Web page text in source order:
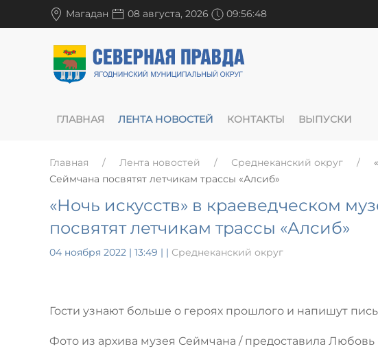
Магадан 08 августа, 2026 09:56:48
ГЛАВНАЯ ЛЕНТА НОВОСТЕЙ КОНТАКТЫ ВЫПУСКИ
Главная Лента новостей Среднеканский округ
Сеймчана посвятят летчикам трассы «Алсиб»
«Ночь искусств» в краеведческом
посвятят летчикам трассы «Алсиб»
04 ноября 2022 | 13:49 | | Среднеканский округ
Гости узнают больше о героях прошлого и напишут
Фото из архива музея Сеймчана / предоставила